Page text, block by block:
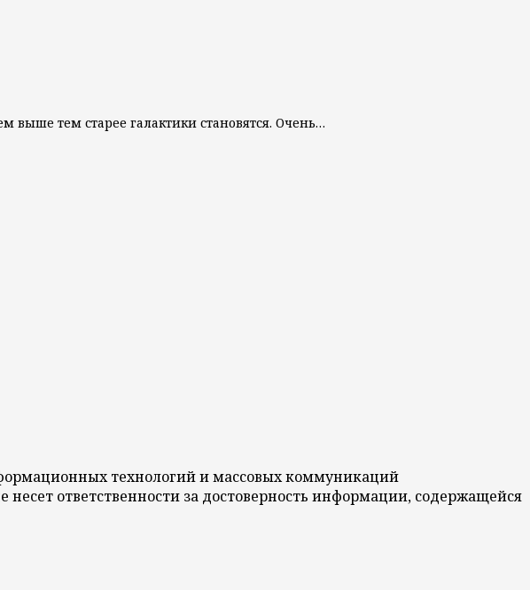
выше тем старее галактики становятся. Очень…
технологий и массовых коммуникаций
ответственности за достоверность информации, содержащейся